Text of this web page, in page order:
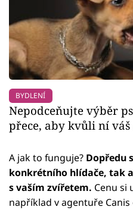
BYDLENÍ
Nepodceňujte výběr
přece, aby kvůli ní váš
A jak to funguje? Dopředu
konkrétního hlídače, tak
s vaším zvířetem. Cenu si
například v agentuře